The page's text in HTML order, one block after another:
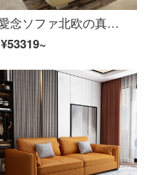
愛念ソファ北欧の真皮のソファーヘッド層牛皮の3人の組み合わせは簡単で現代の小型客間の家具の浅い黄色の真皮の大きい4人のソファーの2.62メートル+足を踏みます。
¥53319~